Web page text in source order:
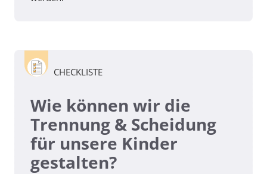
CHECKLISTE
Wie können wir die
Trennung & Scheidung
für unsere Kinder
gestalten?